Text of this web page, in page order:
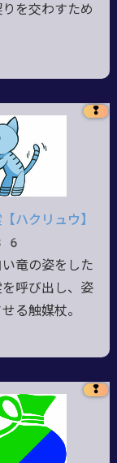
を交わすため
❢
ハクリュウ】
竜の姿をした
呼び出し、姿
る触媒杖。
❢